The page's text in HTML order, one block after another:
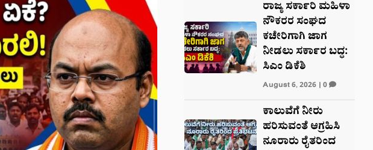
ರಾಜ್ಯ ಸರ್ಕಾರಿ ಮಹಿಳಾ
ನೌಕರರ ಸಂಘದ
ಕಚೇರಿಗಾಗಿ ಜಾಗ
ನೀಡಲು ಸರ್ಕಾರ ಬದ್ಧ:
ಸಿಎಂ ಡಿಕೆಶಿ
August 6, 2026| 0
ಕಾಲುವೆಗೆ ನೀರು
ಹರಿಸುವಂತೆ ಆಗ್ರಹಿಸಿ
ನೂರಾರು ರೈತರಿಂದ